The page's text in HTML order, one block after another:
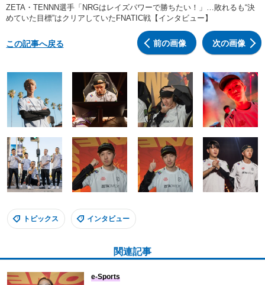
ZETA・TENNN選手「NRGはレイズパワーで勝ちたい！」…敗れるも“決
めていた目標”はクリアしていたFNATIC戦【インタビュー】
前の画像 次の画像
この記事へ戻る
トピックス インタビュー
関連記事
e-Sports